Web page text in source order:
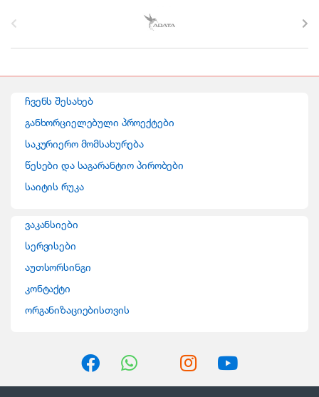
ჩვენს შესახებ
განხორციელებული პროექტები
საკურიერო მომსახურება
წესები და საგარანტიო პირობები
საიტის რუკა
ვაკანსიები
სერვისები
აუთსორსინგი
კონტაქტი
ორგანიზაციებისთვის